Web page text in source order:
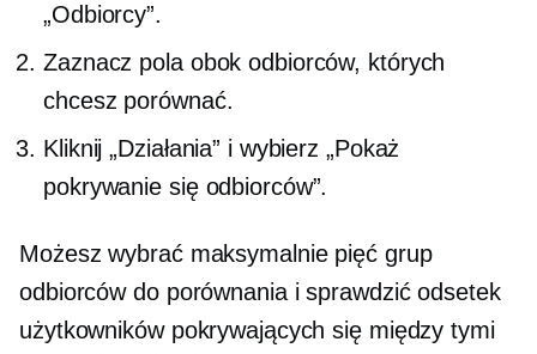
„Odbiorcy”.
Zaznacz pola obok odbiorców, których
chcesz porównać.
Kliknij „Działania” i wybierz „Pokaż
pokrywanie się odbiorców”.
Możesz wybrać maksymalnie pięć grup
odbiorców do porównania i sprawdzić odsetek
użytkowników pokrywających się między tymi